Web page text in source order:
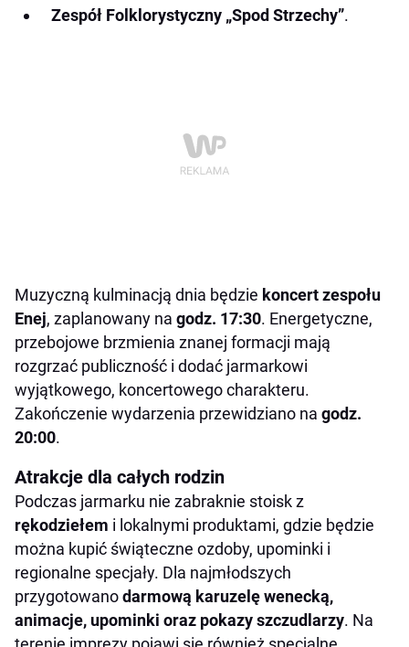
Zespół Folklorystyczny „Spod Strzechy”.
Muzyczną kulminacją dnia będzie koncert zespołu
Enej, zaplanowany na godz. 17:30. Energetyczne,
przebojowe brzmienia znanej formacji mają
rozgrzać publiczność i dodać jarmarkowi
wyjątkowego, koncertowego charakteru.
Zakończenie wydarzenia przewidziano na godz.
20:00.
Atrakcje dla całych rodzin
Podczas jarmarku nie zabraknie stoisk z
rękodziełem i lokalnymi produktami, gdzie będzie
można kupić świąteczne ozdoby, upominki i
regionalne specjały. Dla najmłodszych
przygotowanodarmową karuzelę wenecką,
animacje, upominki oraz pokazy szczudlarzy. Na